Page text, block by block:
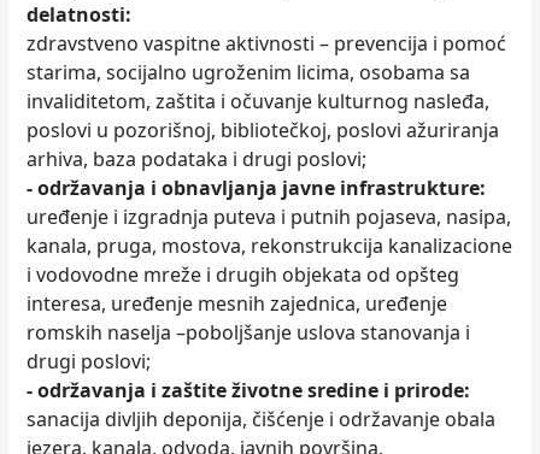
delatnosti:
zdravstveno vaspitne aktivnosti – prevencija i pomoć
starima, socijalno ugroženim licima, osobama sa
invaliditetom, zaštita i očuvanje kulturnog nasleđa,
poslovi u pozorišnoj, bibliotečkoj, poslovi ažuriranja
arhiva, baza podataka i drugi poslovi;
- održavanja i obnavljanja javne infrastrukture:
uređenje i izgradnja puteva i putnih pojaseva, nasipa,
kanala, pruga, mostova, rekonstrukcija kanalizacione
i vodovodne mreže i drugih objekata od opšteg
interesa, uređenje mesnih zajednica, uređenje
romskih naselja –poboljšanje uslova stanovanja i
drugi poslovi;
- održavanja i zaštite životne sredine i prirode:
sanacija divljih deponija, čišćenje i održavanje obala
jezera, kanala, odvoda, javnih površina,